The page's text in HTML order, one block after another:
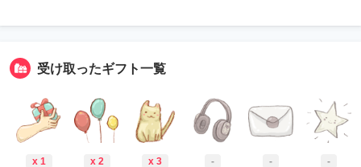
受け取ったギフト一覧
x 1 x 2 x 3 - - -